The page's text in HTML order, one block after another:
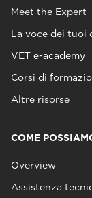
Meet the Expert
La voce dei tuoi
VET e-academy
Corsi di
Altre risorse
COME
Overview
Assistenza